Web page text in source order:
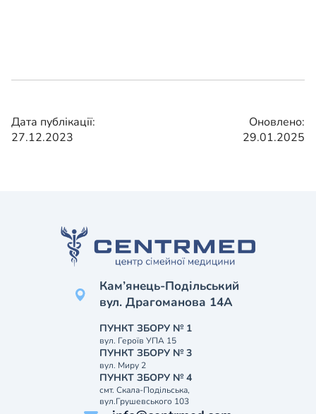
Дата публікації:
27.12.2023
Оновлено:
29.01.2025
Кам’янець-Подільський
вул. Драгоманова 14А
ПУНКТ ЗБОРУ № 1
вул. Героїв УПА 15
ПУНКТ ЗБОРУ № 3
вул. Миру 2
ПУНКТ ЗБОРУ № 4
смт. Скала-Подільська,
вул.Грушевського 103